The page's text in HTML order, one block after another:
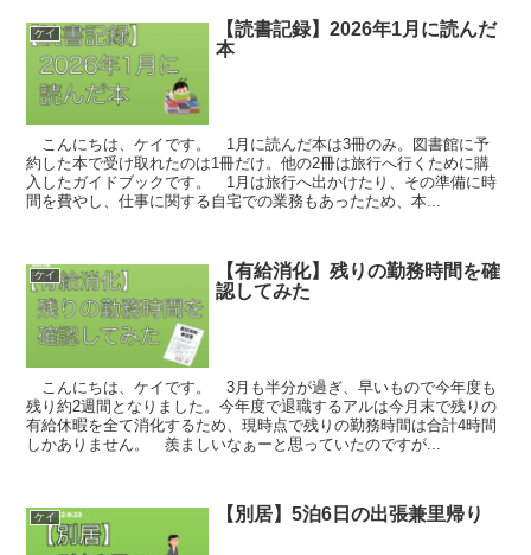
ケイ
【読書記録】2026年1月に読んだ
本
こんにちは、ケイです。 1月に読んだ本は3冊のみ。図書館に予
約した本で受け取れたのは1冊だけ。他の2冊は旅行へ行くために購
入したガイドブックです。 1月は旅行へ出かけたり、その準備に時
間を費やし、仕事に関する自宅での業務もあったため、本...
ケイ
【有給消化】残りの勤務時間を確
認してみた
こんにちは、ケイです。 3月も半分が過ぎ、早いもので今年度も
残り約2週間となりました。今年度で退職するアルは今月末で残りの
有給休暇を全て消化するため、現時点で残りの勤務時間は合計4時間
しかありません。 羨ましいなぁーと思っていたのですが...
ケイ 【別居】5泊6日の出張兼里帰り